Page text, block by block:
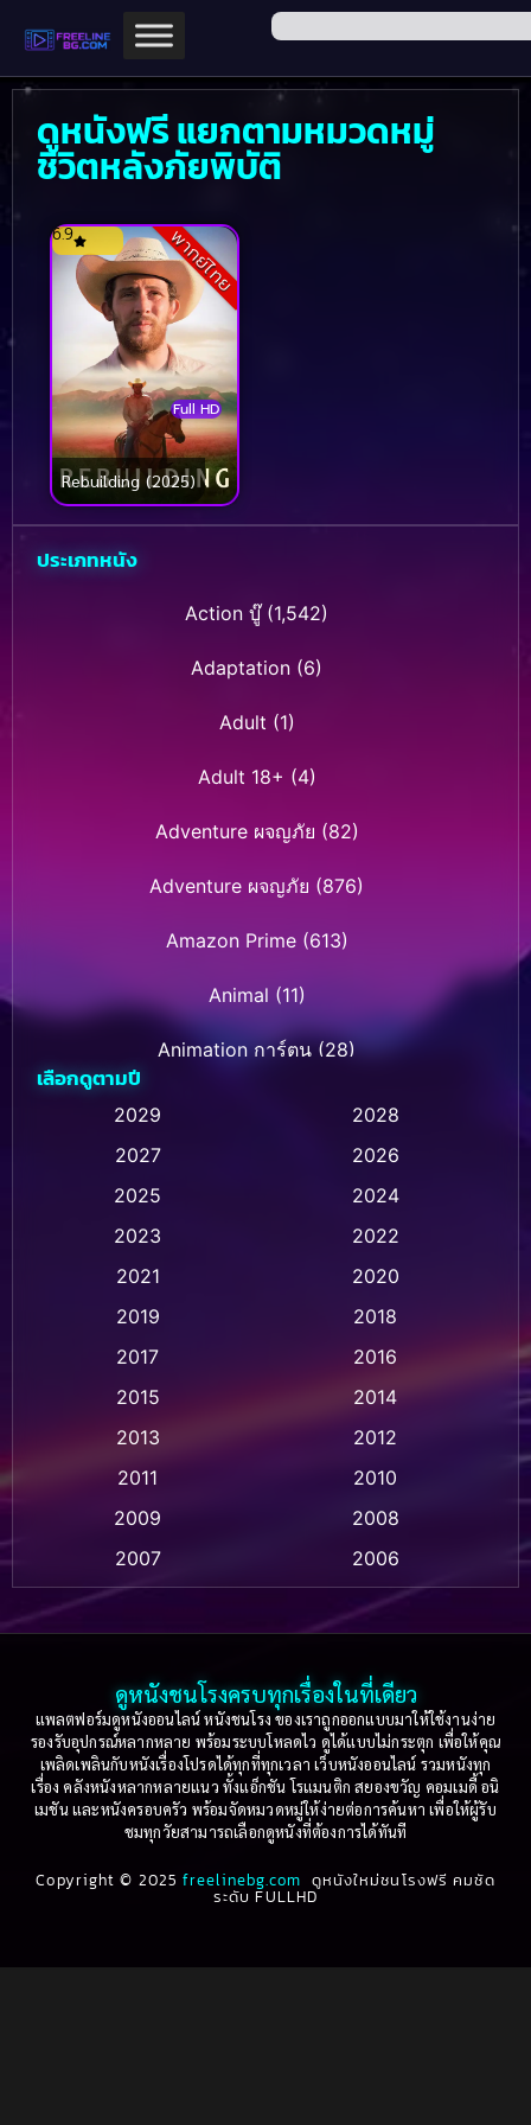
ดูหนังฟรี แยกตามหมวดหมู่
ชีวิตหลังภัยพิบัติ
พากย์ไทย
Full HD
6.9
Rebuilding (2025)
ประเภทหนัง
Action บู๊(1,542)
Adaptation (6)
Adult (1)
Adult 18+ (4)
Adventure ผจญภัย (82)
Adventure ผจญภัย (876)
Amazon Prime(613)
Animal (11)
Animation การ์ตูน (28)
Animation การ์ตูน (236)
Animation การ์ตูน (32)
Animation แอนิเมชั่น (1)
Animation แอนิเมชัน (1)
Based on a True Story เรื่องจริง(75)
Based on Novel(16)
Betrayal(1)
Biography(3)
Biography ชีวประวัติ (61)
เลือกดูตามปี
2029
2028
2027
2026
2025
2024
2023
2022
2021
2020
2019
2018
2017
2016
2015
2014
2013
2012
2011
2010
2009
2008
2007
2006
2005
2004
2003
2002
2001
2000
1999
1998
1997
1996
1995
1994
1993
1992
1991
1990
1987
1986
ดูหนังชนโรงครบทุกเรื่องในที่เดียว
แพลตฟอร์มดูหนังออนไลน์ หนังชนโรง ของเราถูกออกแบบมาให้ใช้งานง่าย
รองรับอุปกรณ์หลากหลาย พร้อมระบบโหลดไว ดูได้แบบไม่กระตุก เพื่อให้คุณ
เพลิดเพลินกับหนังเรื่องโปรดได้ทุกที่ทุกเวลา เว็บหนังออนไลน์ รวมหนังทุก
เรื่อง คลังหนังหลากหลายแนว ทั้งแอ็กชัน โรแมนติก สยองขวัญ คอมเมดี้ อนิ
เมชัน และหนังครอบครัว พร้อมจัดหมวดหมู่ให้ง่ายต่อการค้นหา เพื่อให้ผู้รับ
ชมทุกวัยสามารถเลือกดูหนังที่ต้องการได้ทันที
Copyright © 2025freelinebg.com ดูหนังใหม่ชนโรงฟรี คมชัด
ระดับ FULLHD